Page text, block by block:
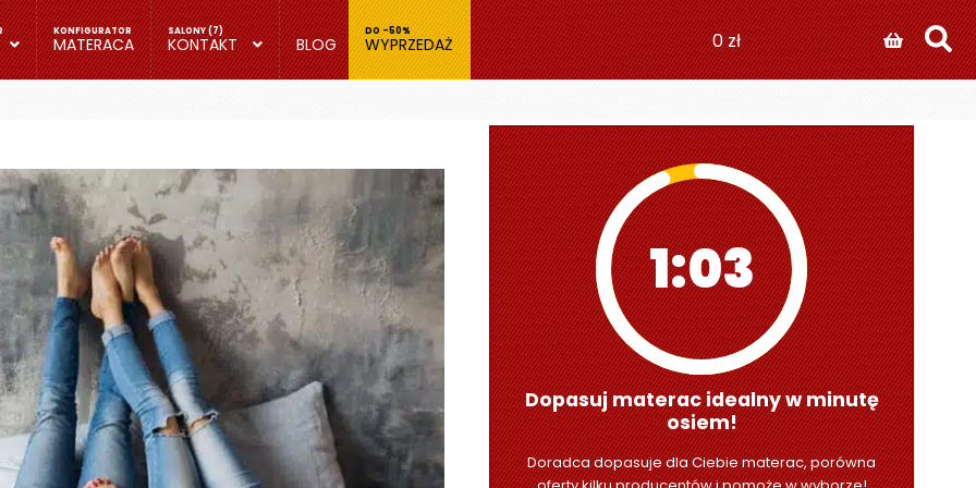
MATERACA KONTAKT BLOG WYPRZEDAŻ 0zł
1:01
Dopasuj materac idealny w minutę
osiem!
Doradca dopasuje dla Ciebie materac, porówna